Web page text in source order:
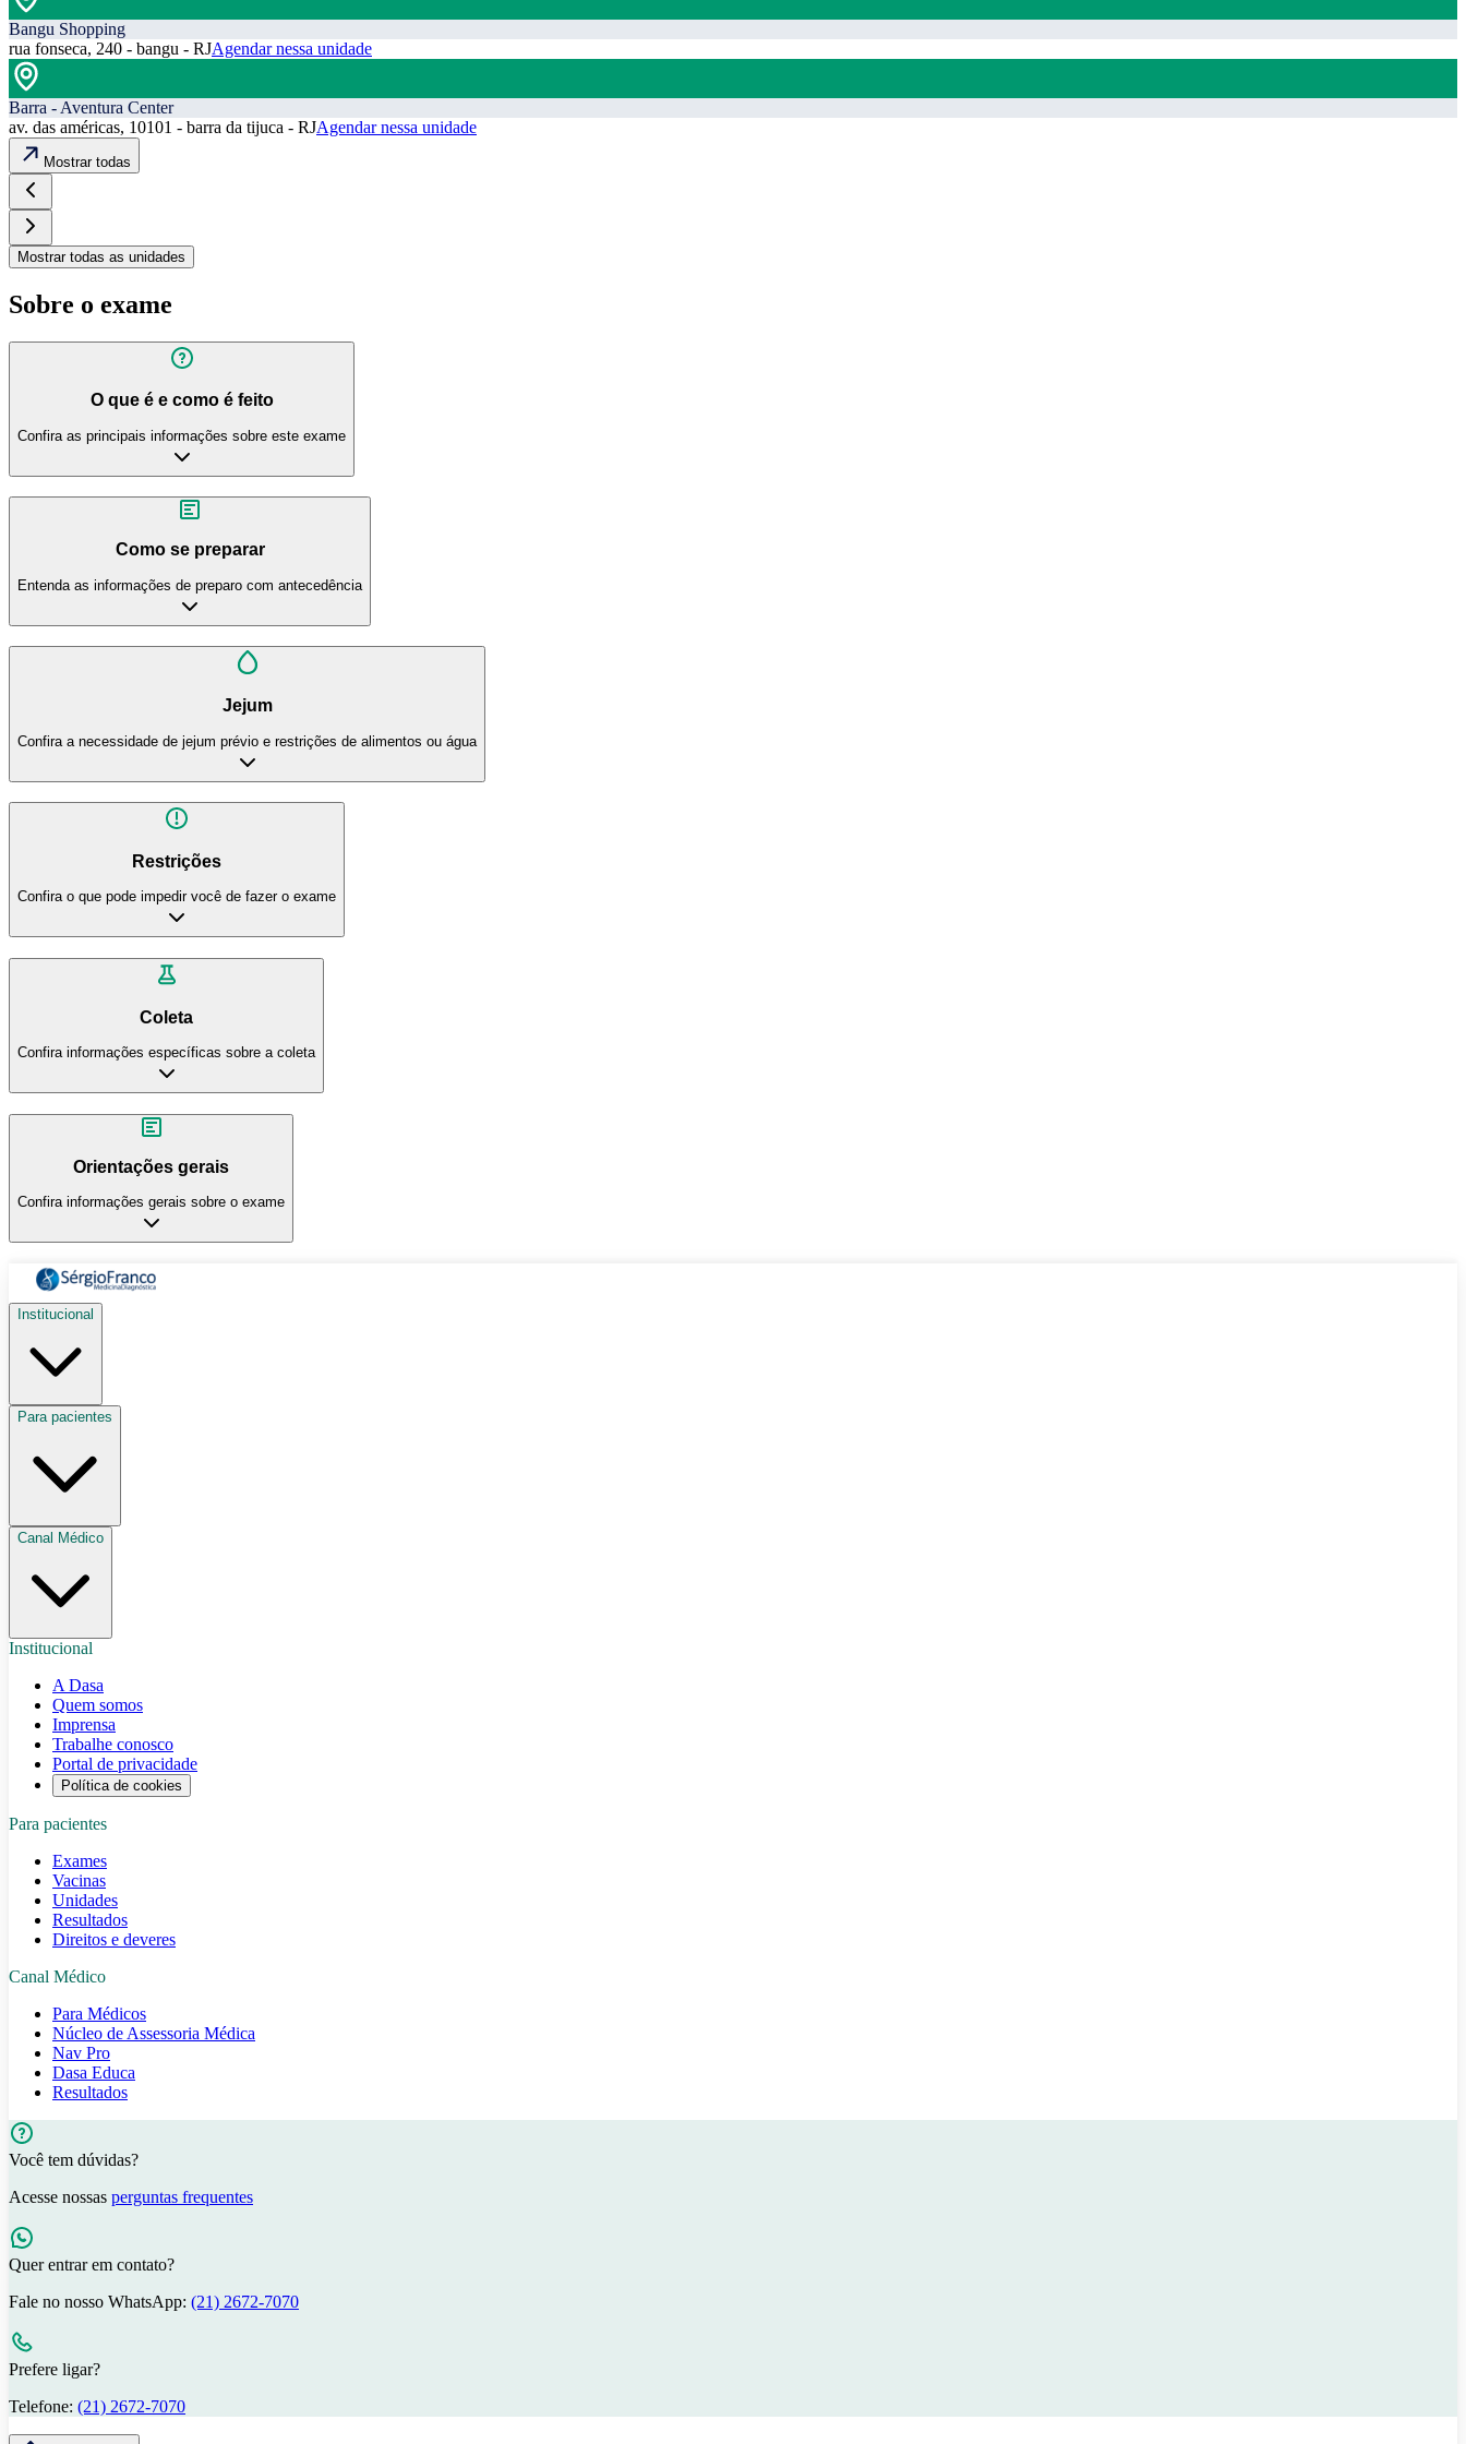
Bangu Shopping
rua fonseca, 240 - bangu - RJAgendar nessa unidade
Barra - Aventura Center
av. das américas, 10101 - barra da tijuca - RJAgendar nessa unidade
Mostrar todas
Mostrar todas as unidades
Sobre o exame
O que é e como é feito
Confira as principais informações sobre este exame
Como se preparar
Entenda as informações de preparo com antecedência
Jejum
Confira a necessidade de jejum prévio e restrições de alimentos ou água
Restrições
Confira o que pode impedir você de fazer o exame
Coleta
Confira informações específicas sobre a coleta
Orientações gerais
Confira informações gerais sobre o exame
Institucional
Para pacientes
Canal Médico
Institucional
A Dasa
Quem somos
Imprensa
Trabalhe conosco
Portal de privacidade
Política de cookies
Para pacientes
Exames
Vacinas
Unidades
Resultados
Direitos e deveres
Canal Médico
Para Médicos
Núcleo de Assessoria Médica
Nav Pro
Dasa Educa
Resultados
Você tem dúvidas?
Acesse nossas perguntas frequentes
Quer entrar em contato?
Fale no nosso WhatsApp: (21) 2672-7070
Prefere ligar?
Telefone: (21) 2672-7070